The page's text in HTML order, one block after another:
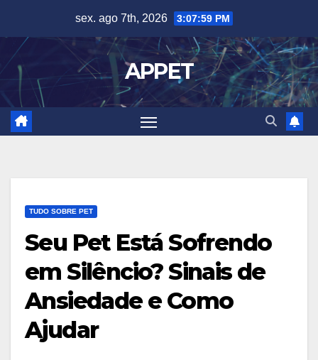
content
sex. ago 7th, 2026 3:08:00 PM
APPET
TUDO SOBRE PET
Seu Pet Está Sofrendo
em Silêncio? Sinais de
Ansiedade e Como
Ajudar